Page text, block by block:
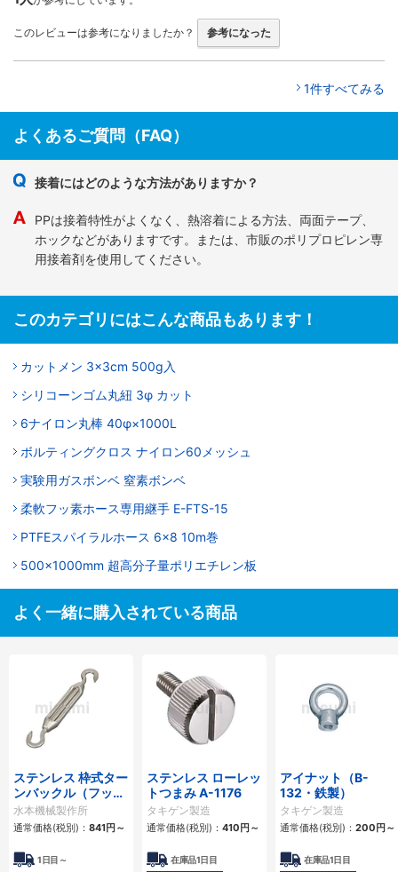
このレビューは参考になりましたか？ 参考になった
1件すべてみる
よくあるご質問（FAQ）
接着にはどのような方法がありますか？
PPは接着特性がよくなく、熱溶着による方法、両面テープ、
ホックなどがありますです。または、市販のポリプロピレン専
用接着剤を使用してください。
このカテゴリにはこんな商品もあります！
カットメン 3×3cm 500g入
シリコーンゴム丸紐 3φ カット
6ナイロン丸棒 40φ×1000L
ボルティングクロス ナイロン60メッシュ
実験用ガスボンベ 窒素ボンベ
柔軟フッ素ホース専用継手 E-FTS-15
PTFEスパイラルホース 6×8 10m巻
500x1000mm 超高分子量ポリエチレン板
よく一緒に購入されている商品
ステンレス 枠式ター
ンバックル（フック
&フック） TBシリー
ズ
水本機械製作所
通常価格(税別)： 841円～
1日目～
ステンレス ローレッ
トつまみ A-1176
タキゲン製造
通常価格(税別)： 410円～
在庫品1日目
アイナット（B-
132・鉄製）
タキゲン製造
通常価格(税別)： 200円～
在庫品1日目